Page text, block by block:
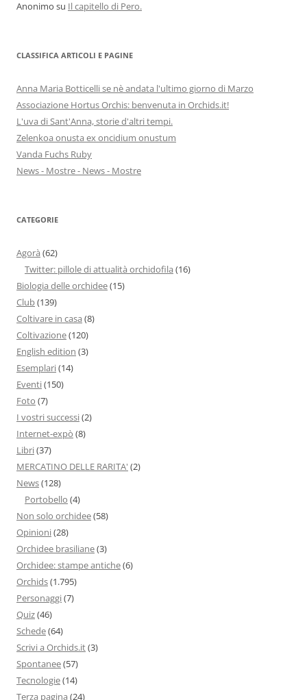
Anonimo su Il capitello di Pero.
CLASSIFICA ARTICOLI E PAGINE
Anna Maria Botticelli se nè andata l'ultimo giorno di Marzo
Associazione Hortus Orchis: benvenuta in Orchids.it!
L'uva di Sant'Anna, storie d'altri tempi.
Zelenkoa onusta ex oncidium onustum
Vanda Fuchs Ruby
News - Mostre - News - Mostre
CATEGORIE
Agorà (62)
Twitter: pillole di attualità orchidofila (16)
Biologia delle orchidee(15)
Club(139)
Coltivare in casa (8)
Coltivazione(120)
English edition (3)
Esemplari(14)
Eventi(150)
Foto (7)
I vostri successi(2)
Internet-expò (8)
Libri(37)
MERCATINO DELLE RARITA' (2)
News(128)
Portobello (4)
Non solo orchidee(58)
Opinioni(28)
Orchidee brasiliane(3)
Orchidee: stampe antiche(6)
Orchids(1.795)
Personaggi(7)
Quiz(46)
Schede(64)
Scrivi a Orchids.it(3)
Spontanee(57)
Tecnologie(14)
Terza pagina (24)